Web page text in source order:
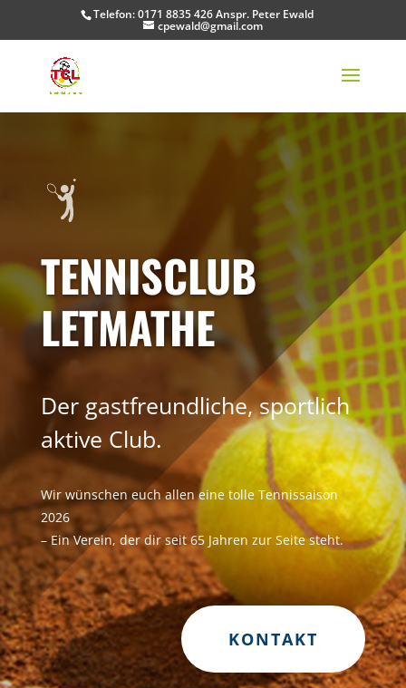
Telefon: 0171 8835 426 Anspr. Peter Ewald
cpewald@gmail.com
TENNISCLUB
LETMATHE
Der gastfreundliche, sportlich
aktive Club.
Wir wünschen euch allen eine tolle Tennissaison
2026
– Ein Verein, der dir seit 65 Jahren zur Seite steht.
KONTAKT